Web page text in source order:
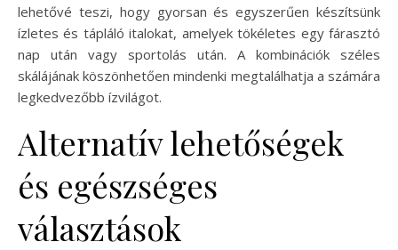
lehetővé teszi, hogy gyorsan és egyszerűen készítsünk
ízletes és tápláló italokat, amelyek tökéletes egy fárasztó
nap után vagy sportolás után. A kombinációk széles
skálájának köszönhetően mindenki megtalálhatja a számára
legkedvezőbb ízvilágot.
Alternatív lehetőségek
és egészséges
választások